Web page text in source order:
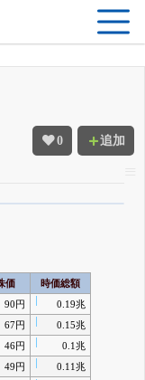
0 追加
利用も付きます
価
時価総額
90円
0.19兆
67円
0.15兆
46円
0.1兆
49円
0.11兆